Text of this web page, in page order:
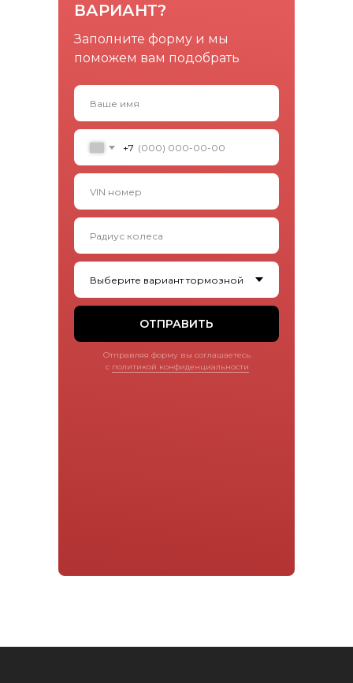
ВАРИАНТ?
Заполните форму и мы
поможем вам подобрать
+7
ОТПРАВИТЬ
Отправляя форму вы соглашаетесь
с политикой конфиденциальности